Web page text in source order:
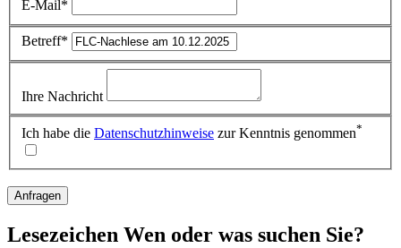
E-Mail*
Betreff*
Ihre Nachricht
Ich habe die Datenschutzhinweise zur Kenntnis genommen*
Anfragen
Lesezeichen Wen oder was suchen Sie?